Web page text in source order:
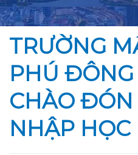
TRƯỜNG
PHÚ ĐÔNG
CHÀO ĐÓN
NHẬP HỌC